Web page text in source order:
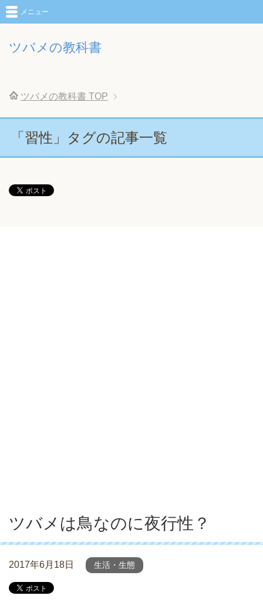
ツバメの教科書
メニュー
ツバメの教科書 TOP
「習性」タグの記事一覧
ツバメは鳥なのに夜行性？
2017年6月18日 生活・生態